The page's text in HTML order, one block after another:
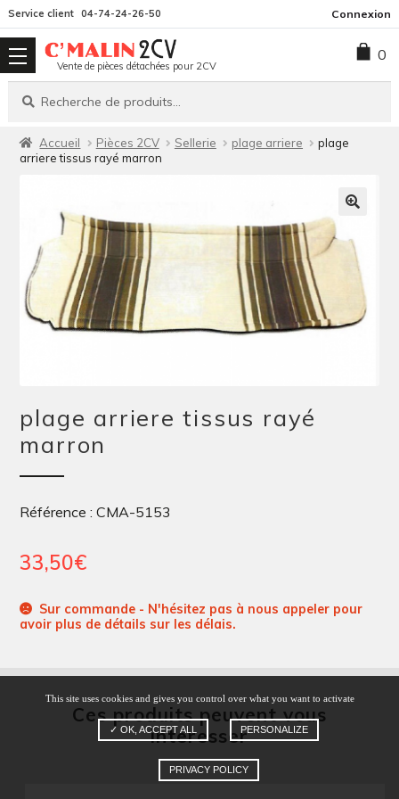
la
navigation
contenu
Service client 04-74-24-26-50 Connexion
Vente de pièces détachées pour 2CV
Recherche
Recherche
0
Accueil Pièces 2CV Sellerie plage arriere
plage
arriere tissus rayé marron
plage arriere tissus rayé
marron
Référence : CMA-5153
33,50€
Sur commande - N'hésitez pas à nous appeler pour
avoir plus de détails sur les délais.
Ces produits peuvent vous
intéresser
This site uses cookies and gives you control over what you want to activate
✓ OK, ACCEPT ALL PERSONALIZE
PRIVACY POLICY